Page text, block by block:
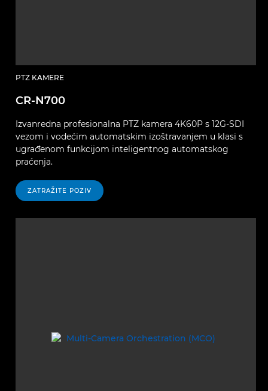
PTZ KAMERE
CR-N700
Izvanredna profesionalna PTZ kamera 4K60P s 12G-SDI
vezom i vodećim automatskim izoštravanjem u klasi s
ugrađenom funkcijom inteligentnog automatskog
praćenja.
ZATRAŽITE POZIV